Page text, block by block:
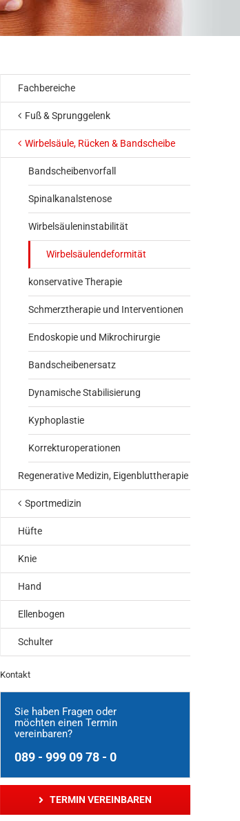
Fachbereiche
Fuß & Sprunggelenk
Wirbelsäule, Rücken & Bandscheibe
Bandscheibenvorfall
Spinalkanalstenose
Wirbelsäuleninstabilität
Wirbelsäulendeformität
konservative Therapie
Schmerztherapie und Interventionen
Endoskopie und Mikrochirurgie
Bandscheibenersatz
Dynamische Stabilisierung
Kyphoplastie
Korrekturoperationen
Regenerative Medizin, Eigenbluttherapie
Sportmedizin
Hüfte
Knie
Hand
Ellenbogen
Schulter
Kontakt
Sie haben Fragen oder
möchten einen Termin
vereinbaren?
089 - 999 09 78 - 0
TERMIN VEREINBAREN